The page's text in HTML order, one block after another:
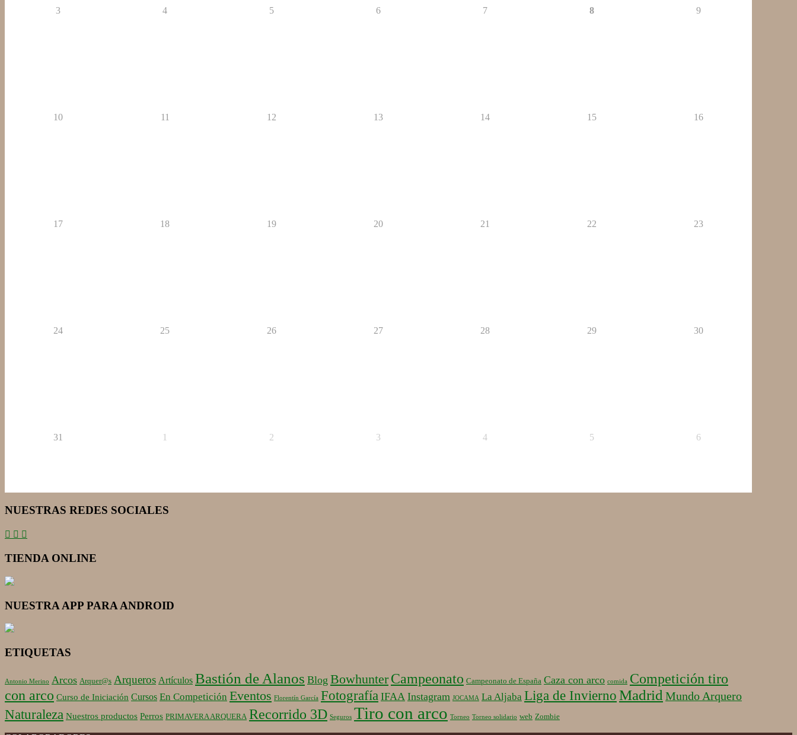
3 4 5 6 7 8 9
10 11 12 13 14 15 16
17 18 19 20 21 22 23
24 25 26 27 28 29 30
31 1 2 3 4 5 6
NUESTRAS REDES SOCIALES
TIENDA ONLINE
NUESTRA APP PARA ANDROID
ETIQUETAS
Antonio Merino Arcos Arquer@s Arqueros Artículos Bastión de Alanos Blog Bowhunter Campeonato Campeonato de España Caza con arco comida Competición tiro
con arco Curso de Iniciación Cursos En Competición Eventos Florentín García Fotografía IFAA Instagram JOCAMA La Aljaba Liga de Invierno Madrid Mundo Arquero
Naturaleza Nuestros productos Perros PRIMAVERA ARQUERA Recorrido 3D Seguros Tiro con arco Torneo Torneo solidario web Zombie